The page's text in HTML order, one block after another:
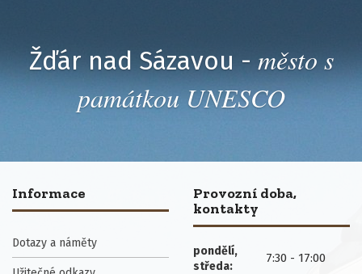
Žďár nad Sázavou - město s
památkou UNESCO
Informace
Dotazy a náměty
Provozní doba,
kontakty
pondělí,
středa:
7:30 - 17:00